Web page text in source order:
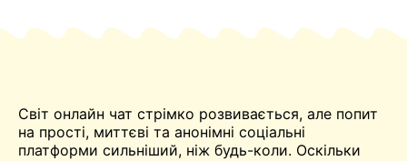
Світ онлайн чат стрімко розвивається, але попит
на прості, миттєві та анонімні соціальні
платформи сильніший, ніж будь-коли. Оскільки